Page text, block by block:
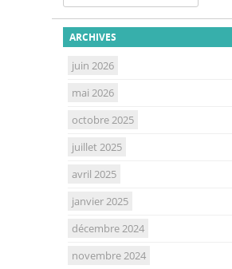
ARCHIVES
juin 2026
mai 2026
octobre 2025
juillet 2025
avril 2025
janvier 2025
décembre 2024
novembre 2024